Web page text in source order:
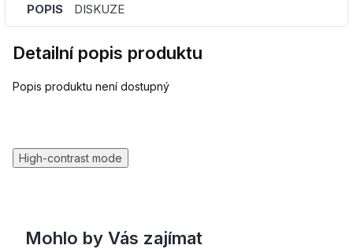
POPIS DISKUZE
Detailní popis produktu
Popis produktu není dostupný
High-contrast mode